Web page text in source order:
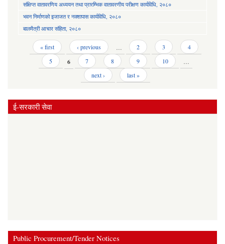
संक्षिप्त वातावरणिय अध्ययन तथा प्रारम्भिक वातावरणीय परीक्षण कार्यविधि, २०८०
भवन निर्माणको इजाजत र नक्शापास कार्यविधि, २०८०
बालमैत्री आचार संहिता, २०८०
Pages « first ‹ previous … 2 3
4
5
6 7 8 9 10
…
next ›
last »
ई-सरकारी सेवा
Public Procurement/Tender Notices